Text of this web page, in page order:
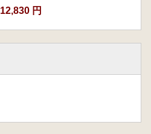
12,830 円